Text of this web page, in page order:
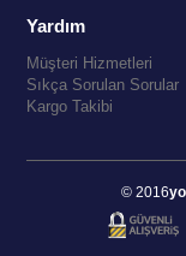
Yardım
Müşteri Hizmetleri
Sıkça Sorulan Sorular
Kargo Takibi
© 2016